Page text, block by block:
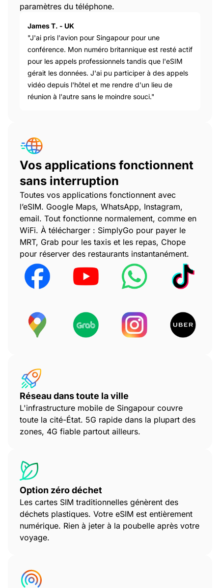
paramètres du téléphone.
James T. - UK
"J'ai pris l'avion pour Singapour pour une
conférence. Mon numéro britannique est resté actif
pour les appels professionnels tandis que l'eSIM
gérait les données. J'ai pu participer à des appels
vidéo depuis l'hôtel et me rendre d'un lieu de
réunion à l'autre sans le moindre souci."
Vos applications fonctionnent
sans interruption
Toutes vos applications fonctionnent avec
l’eSIM. Google Maps, WhatsApp, Instagram,
email. Tout fonctionne normalement, comme en
WiFi. À télécharger : SimplyGo pour payer le
MRT, Grab pour les taxis et les repas, Chope
pour réserver des restaurants instantanément.
Réseau dans toute la ville
L'infrastructure mobile de Singapour couvre
toute la cité-État. 5G rapide dans la plupart des
zones, 4G fiable partout ailleurs.
Option zéro déchet
Les cartes SIM traditionnelles génèrent des
déchets plastiques. Votre eSIM est entièrement
numérique. Rien à jeter à la poubelle après votre
voyage.